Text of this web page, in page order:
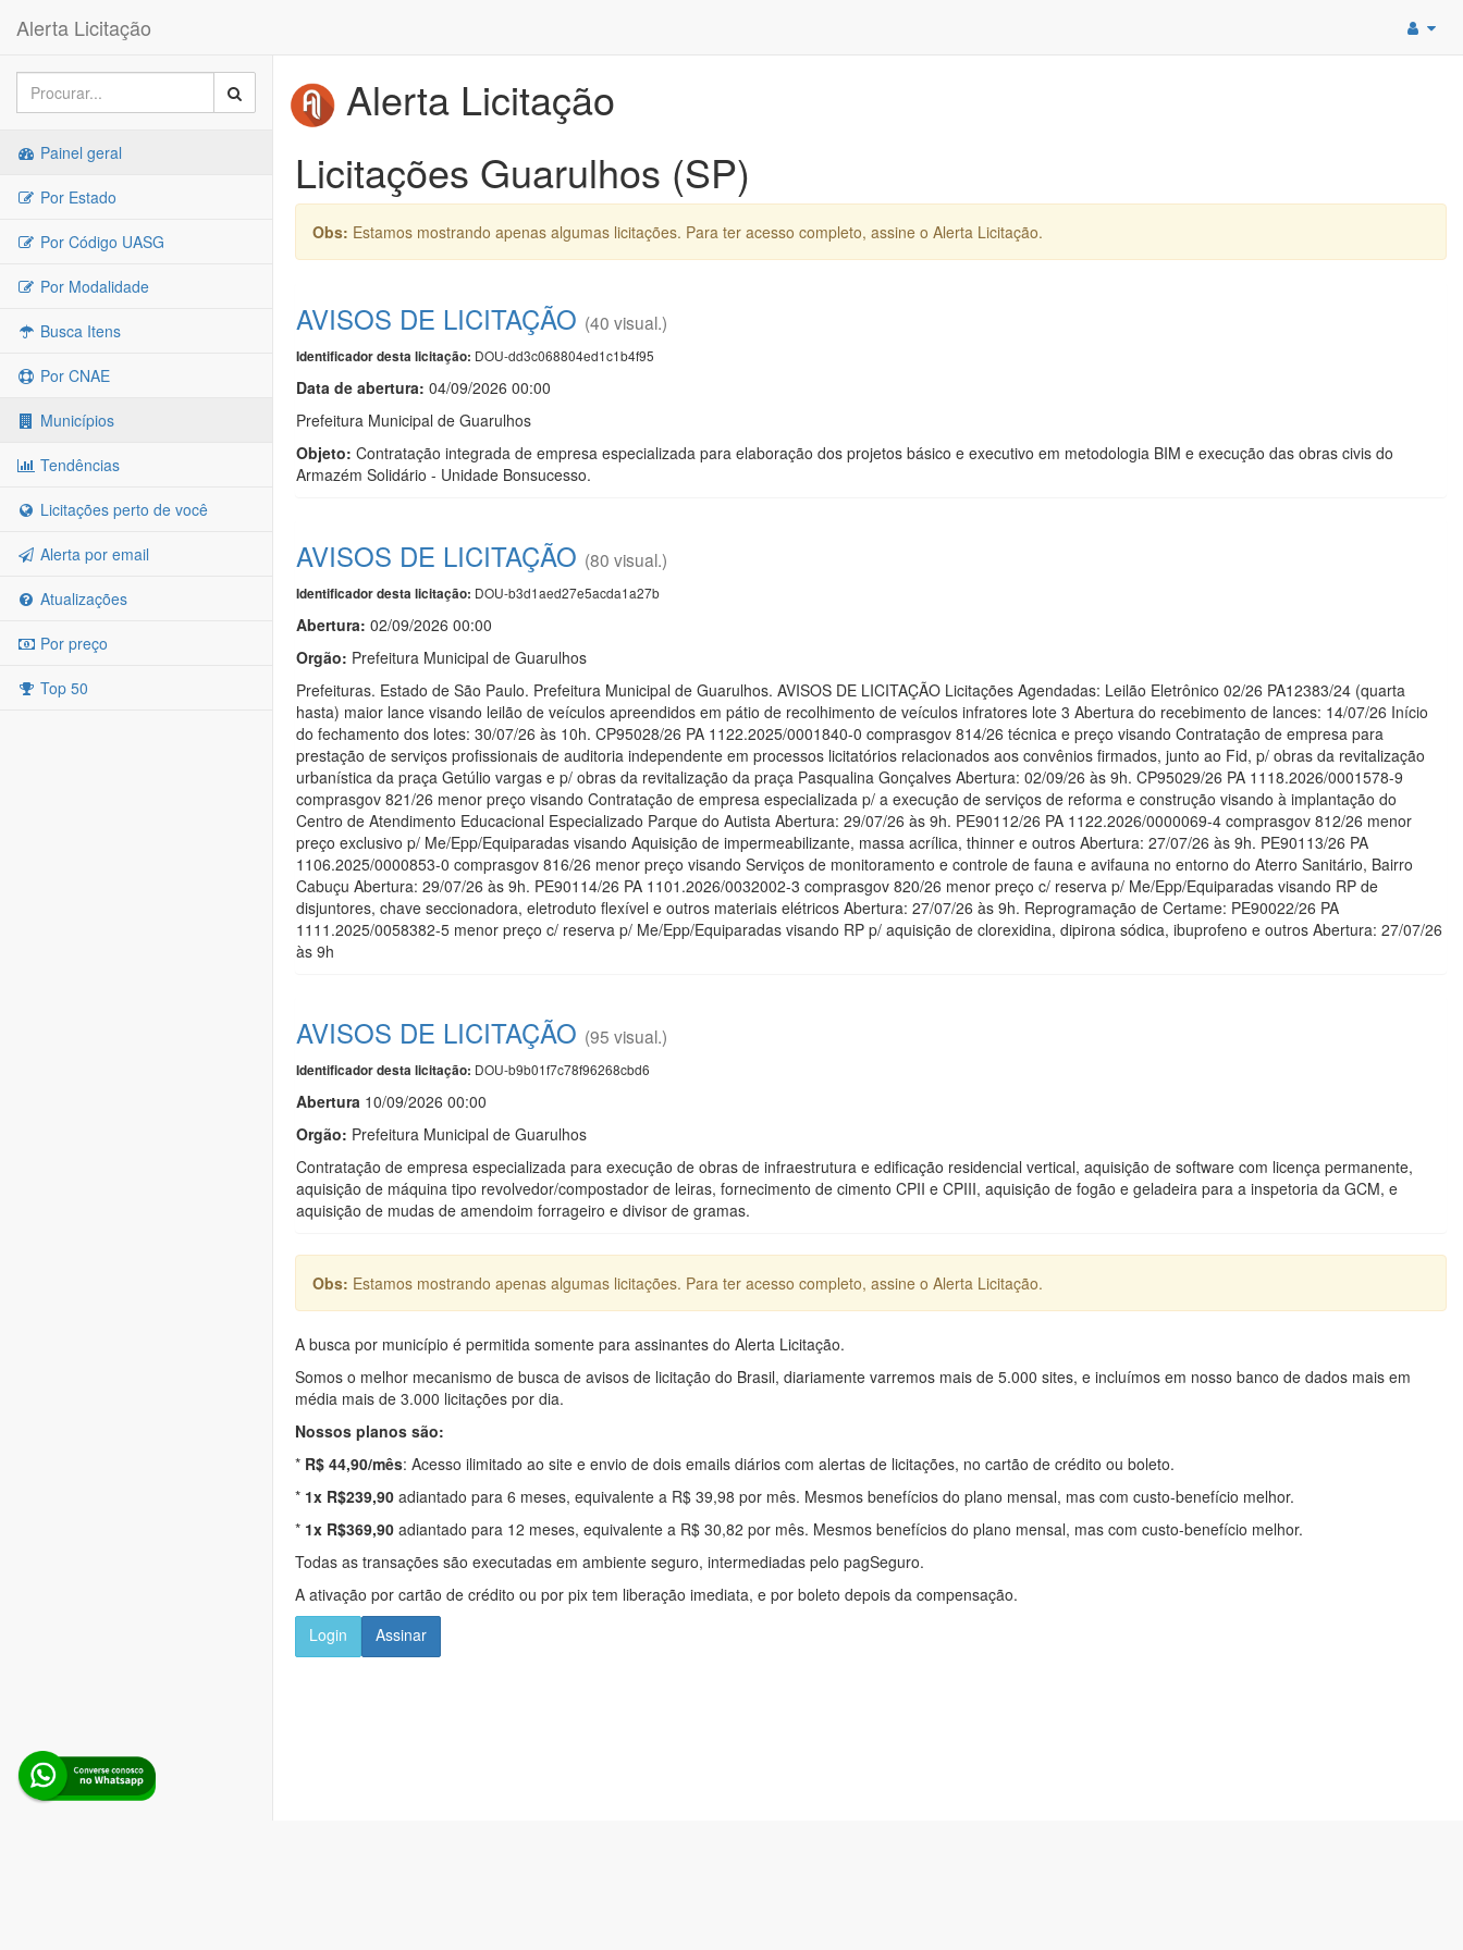
Alerta Licitação
Painel geral
Por Estado
Por Código UASG
Por Modalidade
Busca Itens
Por CNAE
Municípios
Tendências
Licitações perto de você
Alerta por email
Atualizações
Por preço
Top 50
Alerta Licitação
Licitações Guarulhos (SP)
Obs: Estamos mostrando apenas algumas licitações. Para ter acesso completo, assine o Alerta Licitação.
AVISOS DE LICITAÇÃO (40 visual.)
Identificador desta licitação: DOU-dd3c068804ed1c1b4f95
Data de abertura: 04/09/2026 00:00
Prefeitura Municipal de Guarulhos
Objeto: Contratação integrada de empresa especializada para elaboração dos projetos básico e executivo em metodologia BIM e execução das obras civis do
Armazém Solidário - Unidade Bonsucesso.
AVISOS DE LICITAÇÃO (80 visual.)
Identificador desta licitação: DOU-b3d1aed27e5acda1a27b
Abertura: 02/09/2026 00:00
Orgão: Prefeitura Municipal de Guarulhos
Prefeituras. Estado de São Paulo. Prefeitura Municipal de Guarulhos. AVISOS DE LICITAÇÃO Licitações Agendadas: Leilão Eletrônico 02/26 PA12383/24 (quarta
hasta) maior lance visando leilão de veículos apreendidos em pátio de recolhimento de veículos infratores lote 3 Abertura do recebimento de lances: 14/07/26 Início
do fechamento dos lotes: 30/07/26 às 10h. CP95028/26 PA 1122.2025/0001840-0 comprasgov 814/26 técnica e preço visando Contratação de empresa para
prestação de serviços profissionais de auditoria independente em processos licitatórios relacionados aos convênios firmados, junto ao Fid, p/ obras da revitalização
urbanística da praça Getúlio vargas e p/ obras da revitalização da praça Pasqualina Gonçalves Abertura: 02/09/26 às 9h. CP95029/26 PA 1118.2026/0001578-9
comprasgov 821/26 menor preço visando Contratação de empresa especializada p/ a execução de serviços de reforma e construção visando à implantação do
Centro de Atendimento Educacional Especializado Parque do Autista Abertura: 29/07/26 às 9h. PE90112/26 PA 1122.2026/0000069-4 comprasgov 812/26 menor
preço exclusivo p/ Me/Epp/Equiparadas visando Aquisição de impermeabilizante, massa acrílica, thinner e outros Abertura: 27/07/26 às 9h. PE90113/26 PA
1106.2025/0000853-0 comprasgov 816/26 menor preço visando Serviços de monitoramento e controle de fauna e avifauna no entorno do Aterro Sanitário, Bairro
Cabuçu Abertura: 29/07/26 às 9h. PE90114/26 PA 1101.2026/0032002-3 comprasgov 820/26 menor preço c/ reserva p/ Me/Epp/Equiparadas visando RP de
disjuntores, chave seccionadora, eletroduto flexível e outros materiais elétricos Abertura: 27/07/26 às 9h. Reprogramação de Certame: PE90022/26 PA
1111.2025/0058382-5 menor preço c/ reserva p/ Me/Epp/Equiparadas visando RP p/ aquisição de clorexidina, dipirona sódica, ibuprofeno e outros Abertura: 27/07/26
às 9h
AVISOS DE LICITAÇÃO (95 visual.)
Identificador desta licitação: DOU-b9b01f7c78f96268cbd6
Abertura 10/09/2026 00:00
Orgão: Prefeitura Municipal de Guarulhos
Contratação de empresa especializada para execução de obras de infraestrutura e edificação residencial vertical, aquisição de software com licença permanente,
aquisição de máquina tipo revolvedor/compostador de leiras, fornecimento de cimento CPII e CPIII, aquisição de fogão e geladeira para a inspetoria da GCM, e
aquisição de mudas de amendoim forrageiro e divisor de gramas.
Obs: Estamos mostrando apenas algumas licitações. Para ter acesso completo, assine o Alerta Licitação.
A busca por município é permitida somente para assinantes do Alerta Licitação.
Somos o melhor mecanismo de busca de avisos de licitação do Brasil, diariamente varremos mais de 5.000 sites, e incluímos em nosso banco de dados mais em
média mais de 3.000 licitações por dia.
Nossos planos são:
* R$ 44,90/mês: Acesso ilimitado ao site e envio de dois emails diários com alertas de licitações, no cartão de crédito ou boleto.
* 1x R$239,90 adiantado para 6 meses, equivalente a R$ 39,98 por mês. Mesmos benefícios do plano mensal, mas com custo-benefício melhor.
* 1x R$369,90 adiantado para 12 meses, equivalente a R$ 30,82 por mês. Mesmos benefícios do plano mensal, mas com custo-benefício melhor.
Todas as transações são executadas em ambiente seguro, intermediadas pelo pagSeguro.
A ativação por cartão de crédito ou por pix tem liberação imediata, e por boleto depois da compensação.
Login
Assinar